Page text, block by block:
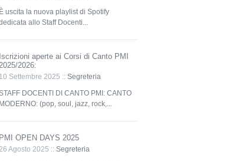
È uscita la nuova playlist di Spotify
allo Staff Docenti...
Iscrizioni aperte ai Corsi di Canto PMI
2026:
10 Settembre 2025 :: Segreteria
DOCENTI DI CANTO PMI: CANTO
MODERNO: (pop, soul, jazz, rock,...
PMI OPEN DAYS 2025
Agosto 2025 :: Segreteria